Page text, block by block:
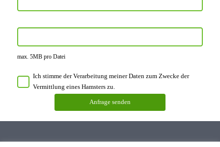
max. 5MB pro Datei
Ich stimme der Verarbeitung meiner Daten zum Zwecke der
Vermittlung eines Hamsters zu.